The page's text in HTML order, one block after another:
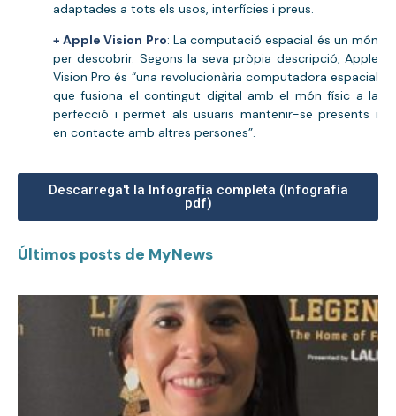
adaptades a tots els usos, interfícies i preus.
+ Apple Vision Pro: La computació espacial és un món
per descobrir. Segons la seva pròpia descripció, Apple
Vision Pro és “una revolucionària computadora espacial
que fusiona el contingut digital amb el món físic a la
perfecció i permet als usuaris mantenir-se presents i
en contacte amb altres persones”.
Descarrega't la Infografía completa (Infografía
pdf)
Últimos posts de MyNews